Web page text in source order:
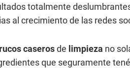
totalmente
al crecimiento de las redes
caserosde limpieza no
que seguramente